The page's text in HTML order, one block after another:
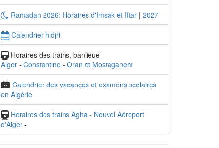
Ramadan 2026: Horaires d'Imsak et Iftar | 2027
Calendrier hidjri
Horaires des trains, banlieue
Alger - Constantine - Oran et Mostaganem
Calendrier des vacances et examens scolaires
en Algérie
Horaires des trains Agha - Nouvel Aéroport
d'Alger -